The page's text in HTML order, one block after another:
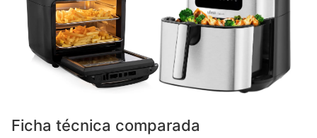
Ficha técnica comparada